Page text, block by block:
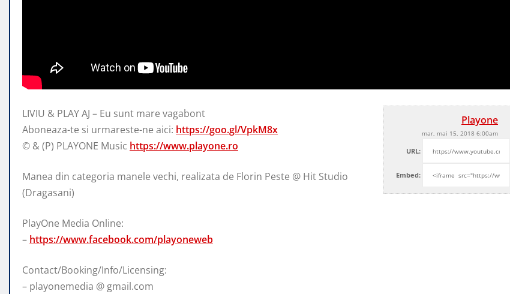
Playone
mar, mai 15, 2018 6:00am
URL:
Embed:
LIVIU & PLAY AJ – Eu sunt mare vagabont
Aboneaza-te si urmareste-ne aici: https://goo.gl/VpkM8x
© & (P) PLAYONE Music https://www.playone.ro
Manea din categoria manele vechi, realizata de Florin Peste @ Hit Studio
(Dragasani)
PlayOne Media Online:
– https://www.facebook.com/playoneweb
Contact/Booking/Info/Licensing:
– playonemedia @ gmail.com